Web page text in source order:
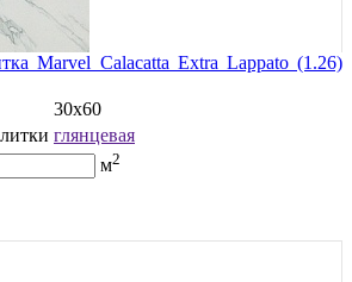
Marvel Calacatta Extra Lappato (1.26)
30x60
глянцевая
м2